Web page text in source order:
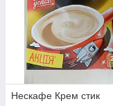
Нескафе Крем стик